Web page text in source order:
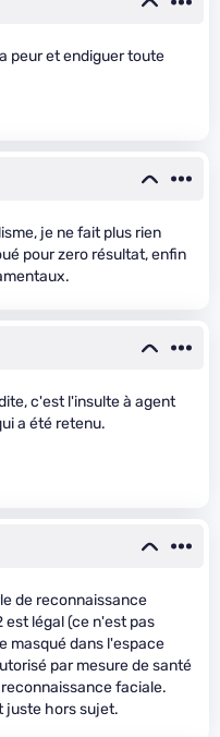
peur et endiguer toute
je ne fait plus rien
pour zero résultat, enfin
c'est l'insulte à agent
a été retenu.
de reconnaissance
est légal (ce n'est pas
masqué dans l'espace
par mesure de santé
faciale.
juste hors sujet.